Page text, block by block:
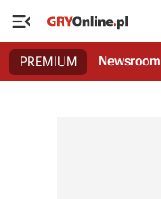

PREMIUM Newsroom